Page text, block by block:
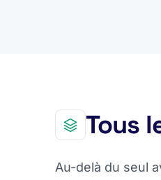
Tous
Au-delà du seul